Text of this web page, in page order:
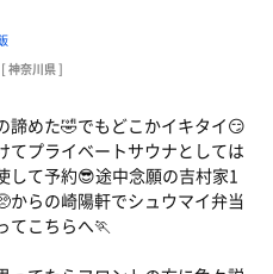
[ 神奈川県 ]
諦めた🤣でもどこかイキタイ😏
てプライベートサウナとしては
して予約😎途中念願の吉村家1
からの崎陽軒でシュウマイ弁当
てこちらへ🏃